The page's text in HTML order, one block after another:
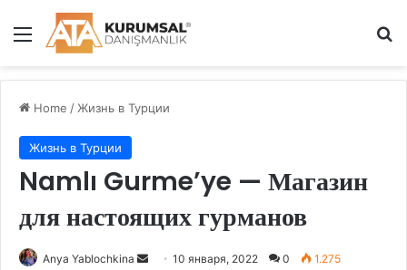
Menu
Home / Жизнь в Турции
Жизнь в Турции
Namlı Gurme’ye — Магазин
для настоящих гурманов
Anya Yablochkina
Send10 января, 2022 0 1.275